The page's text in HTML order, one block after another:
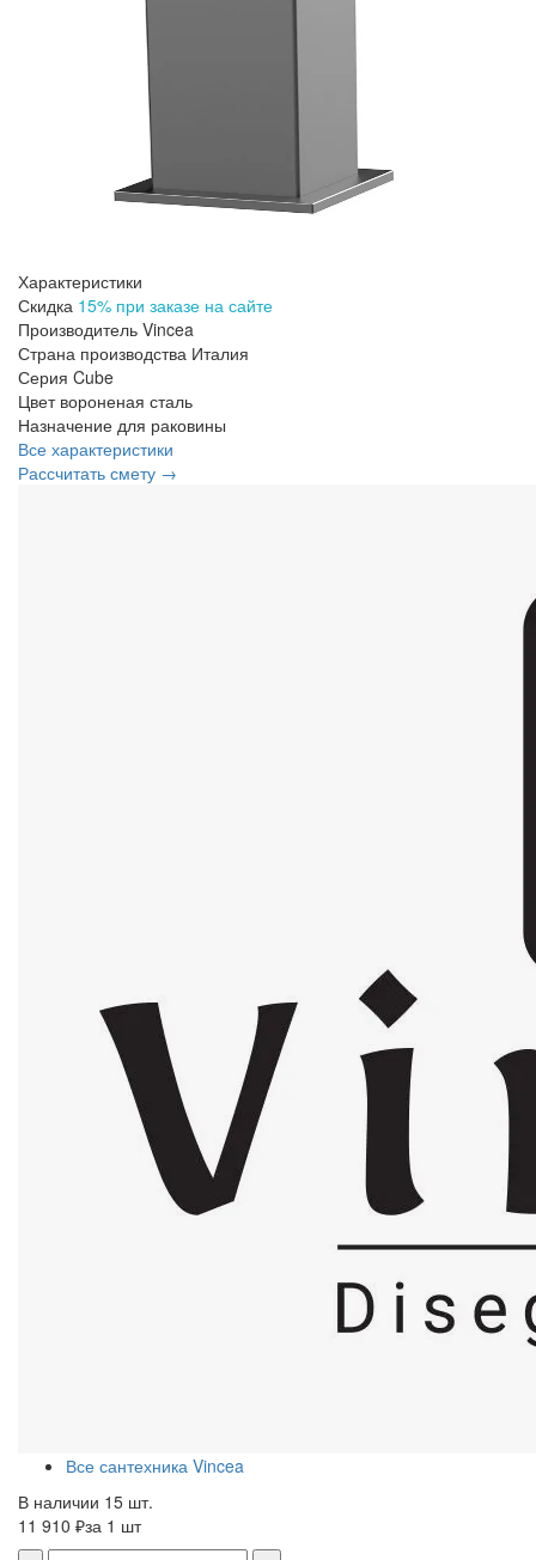
Характеристики
Скидка 15% при заказе на сайте
Производитель Vincea
Страна производства Италия
Серия Cube
Цвет вороненая сталь
Назначение для раковины
Все характеристики
Рассчитать смету →
Все сантехника Vincea
В наличии 15 шт.
11 910 ₽за 1 шт